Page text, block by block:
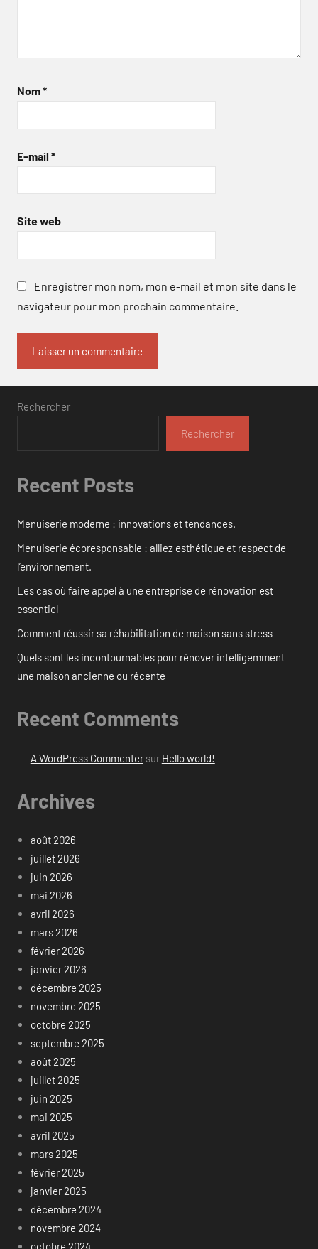
Nom*
E-mail *
Site web
Enregistrer mon nom, mon e-mail et mon site dans le
navigateur pour mon prochain commentaire.
Rechercher
Rechercher
Recent Posts
Menuiserie moderne : innovations et tendances.
Menuiserie écoresponsable : alliez esthétique et respect de
l’environnement.
Les cas où faire appel à une entreprise de rénovation est
essentiel
Comment réussir sa réhabilitation de maison sans stress
Quels sont les incontournables pour rénover intelligemment
une maison ancienne ou récente
Recent Comments
A WordPress Commentersur Hello world!
Archives
août 2026
juillet 2026
juin 2026
mai 2026
avril 2026
mars 2026
février 2026
janvier 2026
décembre 2025
novembre 2025
octobre 2025
septembre 2025
août 2025
juillet 2025
juin 2025
mai 2025
avril 2025
mars 2025
février 2025
janvier 2025
décembre 2024
novembre 2024
octobre 2024